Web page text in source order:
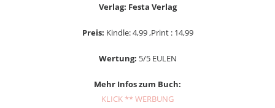
Verlag: Festa Verlag
Preis: Kindle: 4,99 ,Print : 14,99
Wertung: 5/5 EULEN
Mehr Infos zum Buch:
KLICK ** WERBUNG